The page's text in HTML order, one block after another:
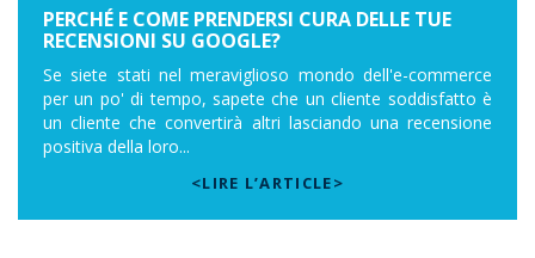
PERCHÉ E COME PRENDERSI CURA DELLE TUE
RECENSIONI SU GOOGLE?
Se siete stati nel meraviglioso mondo dell'e-commerce
per un po' di tempo, sapete che un cliente soddisfatto è
un cliente che convertirà altri lasciando una recensione
positiva della loro...
<LIRE L’ARTICLE>